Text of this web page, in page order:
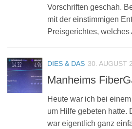
Vorschriften geschah.
mit der einstimmigen
Preisgerichtes, welches
DIES & DAS 30. AUGUST
Manheims
Heute war ich bei
um Hilfe gebeten hatte.
war eigentlich ganz